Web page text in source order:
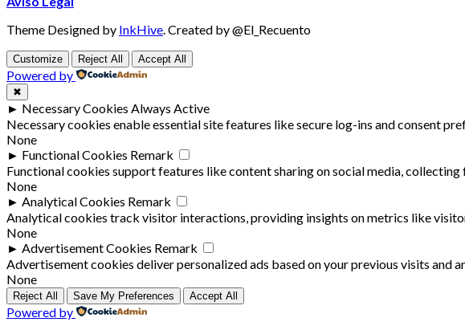
Theme Designed by InkHive.Created by @El_Recuento
Customize Reject All Accept All
Powered by
✖
► Necessary Cookies Always Active
Necessary cookies enable essential site features like secure log-ins and consent
None
► Functional Cookies Remark
Functional cookies support features like content sharing on social media,
None
► Analytical Cookies Remark
Analytical cookies track visitor interactions, providing insights on metrics like
None
► Advertisement Cookies Remark
Advertisement cookies deliver personalized ads based on your previous visits and
None
Reject All Save My Preferences Accept All
Powered by